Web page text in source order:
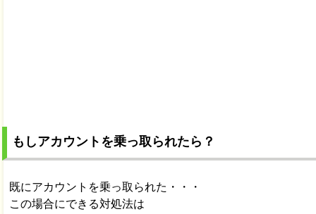
もしアカウントを乗っ取られたら？
既にアカウントを乗っ取られた・・・
この場合にできる対処法は